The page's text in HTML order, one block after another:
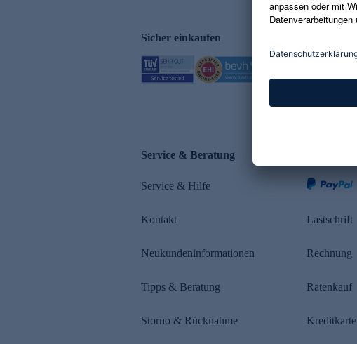
Sicher einkaufen
Service & Beratung
Service & Hilfe
Kontakt
Neukundeninformationen
Tipps & Beratung
Storno & Rücknahme
Lastschrift
Rechnung
Ratenkauf
Kreditkarte